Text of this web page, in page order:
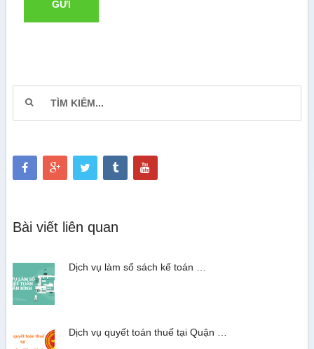
Bài viết liên quan
Dịch vụ làm sổ sách kế toán …
Dịch vụ quyết toán thuế tại Quận …